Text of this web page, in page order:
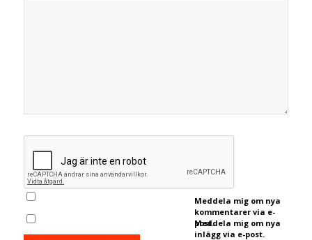
Meddela mig om nya
kommentarer via e-
post.
Meddela mig om nya
inlägg via e-post.